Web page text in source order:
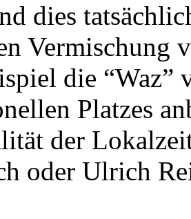
dies
Vermischung
die
Platzes
der
oder Ulrich